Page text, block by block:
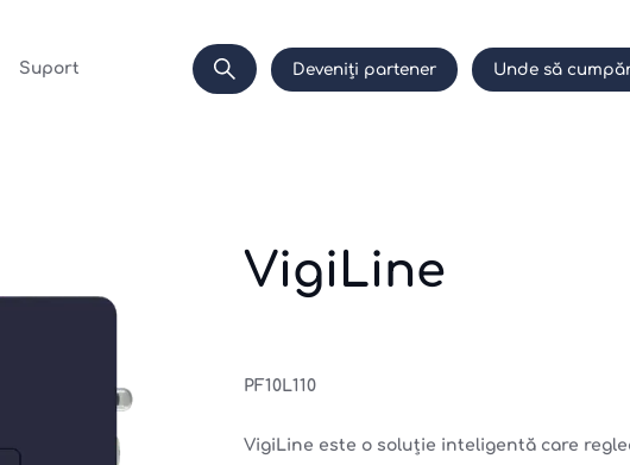
Suport Deveniți partener Unde să
VigiLine
PF10L110
VigiLine este o soluție inteligentă care